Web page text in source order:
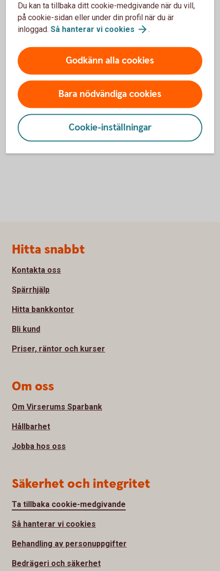
Vart vänder jag mig med frågor om
Expressbetalningen?
För att se detta innehåll behöver du först
godkänna cookies för Funktioner, prestanda
och statistik.
Inställningar för cookies
Du kan ta tillbaka ditt cookie-medgivande när du vill,
på cookie-sidan eller under din profil när du är
inloggad. Så hanterar vi cookies .
Godkänn alla cookies
Bara nödvändiga cookies
Cookie-inställningar
Sidfot
Hitta snabbt
Kontakta oss
Spärrhjälp
Hitta bankkontor
Bli kund
Priser, räntor och kurser
Om oss
Om Virserums Sparbank
Hållbarhet
Jobba hos oss
Säkerhet och integritet
Ta tillbaka cookie-medgivande
Så hanterar vi cookies
Behandling av personuppgifter
Bedrägeri och säkerhet